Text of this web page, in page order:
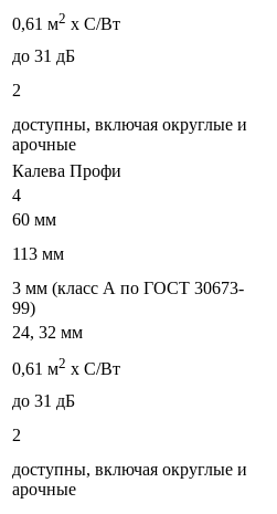
0,61 м2 х С/Вт
до 31 дБ
2
доступны, включая округлые и
арочные
Калева Профи
4
60 мм
113 мм
3 мм (класс А по ГОСТ 30673-
99)
24, 32 мм
0,61 м2 х С/Вт
до 31 дБ
2
доступны, включая округлые и
арочные